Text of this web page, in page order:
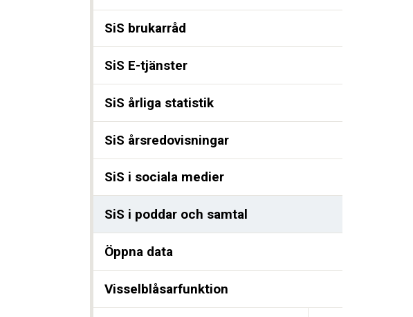
SiS brukarråd
SiS E-tjänster
SiS årliga statistik
SiS årsredovisningar
SiS i sociala medier
SiS i poddar och samtal
Öppna data
Visselblåsarfunktion